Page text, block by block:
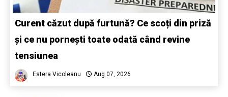
Curent căzut după furtună? Ce scoți din priză
și ce nu pornești toate odată când revine
tensiunea
Estera Vicoleanu Aug 07, 2026